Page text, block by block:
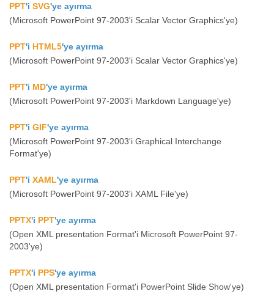
PPT'i SVG'ye ayırma
(Microsoft PowerPoint 97-2003'i Scalar Vector Graphics'ye)
PPT'i HTML5'ye ayırma
(Microsoft PowerPoint 97-2003'i Scalar Vector Graphics'ye)
PPT'i MD'ye ayırma
(Microsoft PowerPoint 97-2003'i Markdown Language'ye)
PPT'i GIF'ye ayırma
(Microsoft PowerPoint 97-2003'i Graphical Interchange
Format'ye)
PPT'i XAML'ye ayırma
(Microsoft PowerPoint 97-2003'i XAML File'ye)
PPTX'i PPT'ye ayırma
(Open XML presentation Format'i Microsoft PowerPoint 97-
2003'ye)
PPTX'i PPS'ye ayırma
(Open XML presentation Format'i PowerPoint Slide Show'ye)